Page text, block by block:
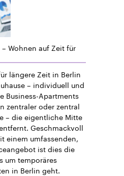
Wohnen auf Zeit für
längere Zeit in Berlin
– individuell und
Business-Apartments
zentraler oder zentral
– die eigentliche Mitte
Geschmackvoll
einem umfassenden,
ist dies die
um temporäres
in Berlin geht.